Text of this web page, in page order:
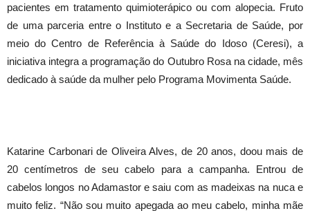
Foto: Sidnei barros / PMG
pacientes em tratamento quimioterápico ou com alopecia. Fruto
de uma parceria entre o Instituto e a Secretaria de Saúde, por
meio do Centro de Referência à Saúde do Idoso (Ceresi), a
iniciativa integra a programação do Outubro Rosa na cidade, mês
dedicado à saúde da mulher pelo Programa Movimenta Saúde.
Katarine Carbonari de Oliveira Alves, de 20 anos, doou mais de
20 centímetros de seu cabelo para a campanha. Entrou de
cabelos longos no Adamastor e saiu com as madeixas na nuca e
muito feliz. “Não sou muito apegada ao meu cabelo, minha mãe